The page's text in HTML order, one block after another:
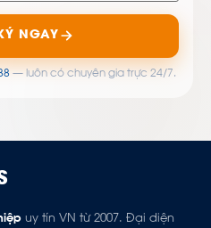
NGAY
— luôn có chuyên gia trực 24/7.
uy tín VN từ 2007. Đại diện